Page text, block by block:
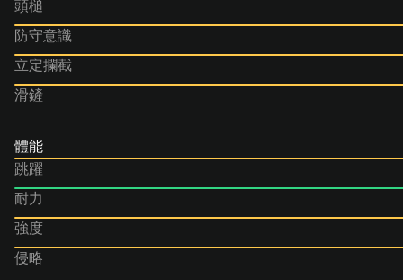
頭槌
防守意識
立定攔截
滑鏟
體能
跳躍
耐力
強度
侵略